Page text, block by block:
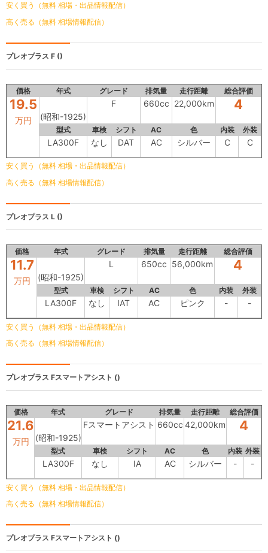
安く買う（無料 相場・出品情報配信）
高く売る（無料 相場情報配信）
プレオプラス F ()
価格 年式 グレード 排気量 走行距離 総合評価
19.5
万円 (昭和-1925)
F 660cc 22,000km 4
型式 車検 シフト AC 色 内装 外装
LA300F なし DAT AC シルバー C C
安く買う（無料 相場・出品情報配信）
高く売る（無料 相場情報配信）
プレオプラス L ()
価格 年式 グレード 排気量 走行距離 総合評価
11.7
万円 (昭和-1925)
L 650cc 56,000km 4
型式 車検 シフト AC 色 内装 外装
LA300F なし IAT AC ピンク - -
安く買う（無料 相場・出品情報配信）
高く売る（無料 相場情報配信）
プレオプラス Fスマートアシスト ()
価格 年式 グレード 排気量 走行距離 総合評価
21.6
万円 (昭和-1925)
Fスマートアシスト 660cc 42,000km 4
型式 車検 シフト AC 色 内装 外装
LA300F なし IA AC シルバー - -
安く買う（無料 相場・出品情報配信）
高く売る（無料 相場情報配信）
プレオプラス Fスマートアシスト ()